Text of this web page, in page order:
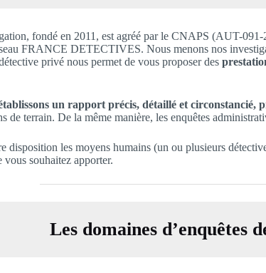
fondé en 2011, est agréé par le CNAPS (AUT-
FRANCE DETECTIVES. Nous menons nos
privé nous permet de vous proposer des
un rapport précis, détaillé et
de terrain. De la même manière, les enquêtes
disposition les moyens humains (un ou plusieurs
vous souhaitez apporter.
Les domaines d’enquêtes